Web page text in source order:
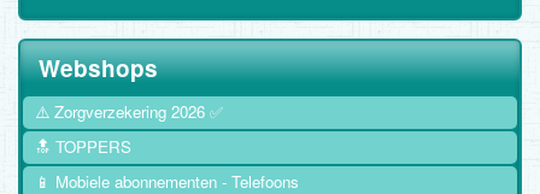
Webshops
⚠️ Zorgverzekering 2026 ✅
🔝 TOPPERS
📱 Mobiele abonnementen - Telefoons